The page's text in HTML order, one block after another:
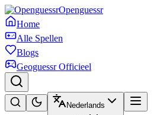
Openguessr
Home
Alle Spellen
Blogs
Geoguessr Officieel
Nederlands